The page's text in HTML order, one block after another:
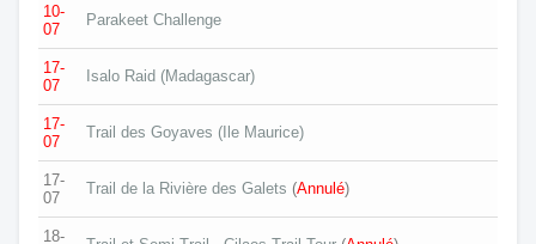
10-
07
Parakeet Challenge
17-
07
Isalo Raid (Madagascar)
17-
07
Trail des Goyaves (Ile Maurice)
17-
07
Trail de la Rivière des Galets (Annulé)
18-